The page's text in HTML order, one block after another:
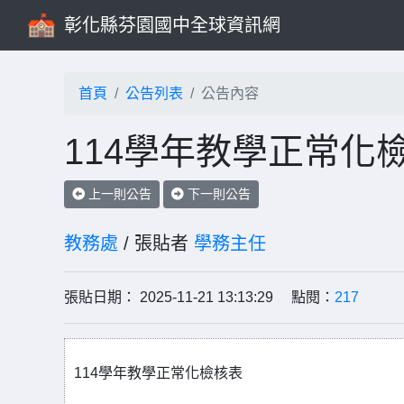
彰化縣芬園國中全球資訊網
首頁 公告列表 公告內容
114學年教學正常化
上一則公告 下一則公告
教務處 / 張貼者 學務主任
張貼日期： 2025-11-21 13:13:29 點閱： 217
114學年教學正常化檢核表